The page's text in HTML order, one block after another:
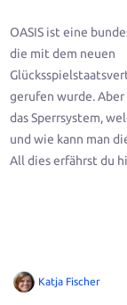
OASIS ist eine
die mit dem neuen
gerufen wurde.
das Sperrsystem,
und wie kann man
All dies erfährst du
Katja Fischer